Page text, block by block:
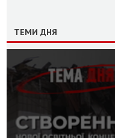
ТЕМИ ДНЯ